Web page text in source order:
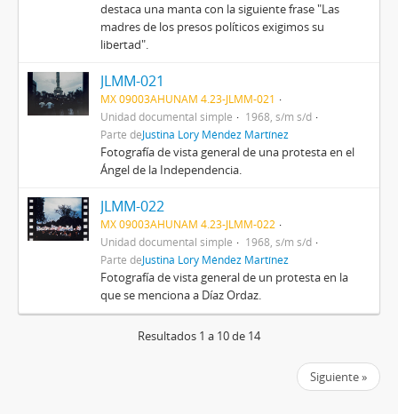
destaca una manta con la siguiente frase "Las
madres de los presos políticos exigimos su
libertad".
JLMM-021
MX 09003AHUNAM 4.23-JLMM-021
Unidad documental simple
1968, s/m s/d
Parte deJustina Lory Méndez Martínez
Fotografía de vista general de una protesta en el
Ángel de la Independencia.
JLMM-022
MX 09003AHUNAM 4.23-JLMM-022
Unidad documental simple
1968, s/m s/d
Parte deJustina Lory Méndez Martínez
Fotografía de vista general de un protesta en la
que se menciona a Díaz Ordaz.
Resultados 1 a 10 de 14
Siguiente »